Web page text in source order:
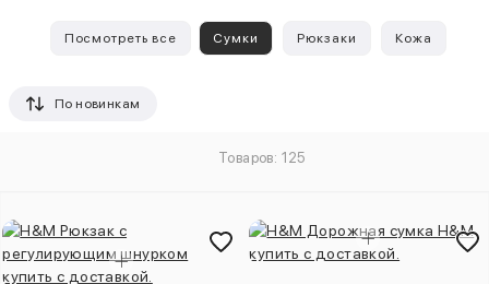
Посмотреть все Сумки Рюкзаки Кожа
По новинкам
Товаров: 125